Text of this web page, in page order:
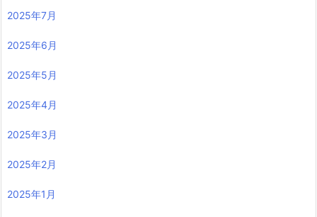
2025年7月
2025年6月
2025年5月
2025年4月
2025年3月
2025年2月
2025年1月